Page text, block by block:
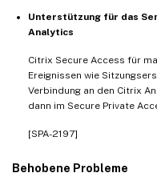
Unterstützung für das
Analytics
Citrix Secure Access für
Ereignissen wie
Verbindung an den Citrix
dann im Secure Private
[SPA-2197]
Behobene Probleme